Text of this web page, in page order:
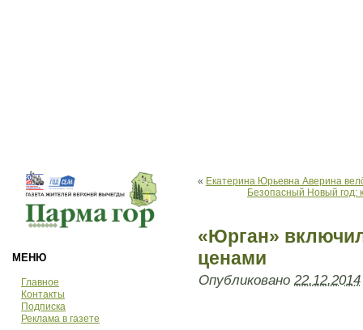
МЕНЮ
Главное
Контакты
Подписка
Реклама в газете
« Екатерина Юрьевна Аверина
Безопасный Новый год:
«Юрган»
ценами
Опубликовано 22.12.2014